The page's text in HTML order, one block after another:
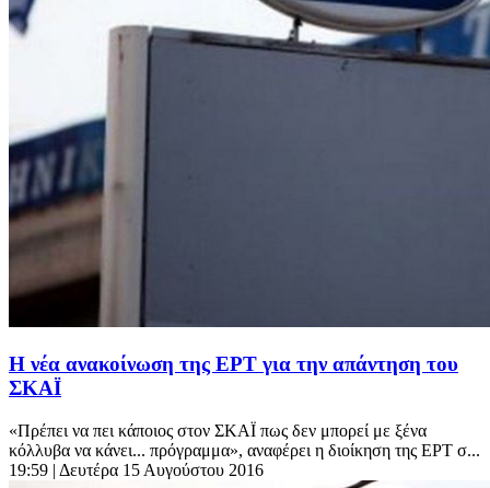
Η νέα ανακοίνωση της ΕΡΤ για την απάντηση του
ΣΚΑΪ
«Πρέπει να πει κάποιος στον ΣΚΑΪ πως δεν μπορεί με ξένα
κόλλυβα να κάνει... πρόγραμμα», αναφέρει η διοίκηση της ΕΡΤ σ...
19:59 | Δευτέρα 15 Αυγούστου 2016